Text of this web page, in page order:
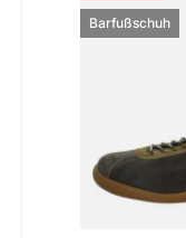
Barfußschuh